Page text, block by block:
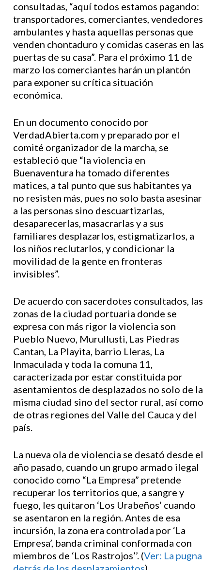
consultadas, “aquí todos estamos pagando:
transportadores, comerciantes, vendedores
ambulantes y hasta aquellas personas que
venden chontaduro y comidas caseras en las
puertas de su casa”. Para el próximo 11 de
marzo los comerciantes harán un plantón
para exponer su crítica situación
económica.
En un documento conocido por
VerdadAbierta.com y preparado por el
comité organizador de la marcha, se
estableció que “la violencia en
Buenaventura ha tomado diferentes
matices, a tal punto que sus habitantes ya
no resisten más, pues no solo basta asesinar
a las personas sino descuartizarlas,
desaparecerlas, masacrarlas y a sus
familiares desplazarlos, estigmatizarlos, a
los niños reclutarlos, y condicionar la
movilidad de la gente en fronteras
invisibles”.
De acuerdo con sacerdotes consultados, las
zonas de la ciudad portuaria donde se
expresa con más rigor la violencia son
Pueblo Nuevo, Murullusti, Las Piedras
Cantan, La Playita, barrio Lleras, La
Inmaculada y toda la comuna 11,
caracterizada por estar constituida por
asentamientos de desplazados no solo de la
misma ciudad sino del sector rural, así como
de otras regiones del Valle del Cauca y del
país.
La nueva ola de violencia se desató desde el
año pasado, cuando un grupo armado ilegal
conocido como “La Empresa” pretende
recuperar los territorios que, a sangre y
fuego, les quitaron ‘Los Urabeños’ cuando
se asentaron en la región. Antes de esa
incursión, la zona era controlada por ‘La
Empresa’, banda criminal conformada con
miembros de ‘Los Rastrojos’’. (Ver: La pugna